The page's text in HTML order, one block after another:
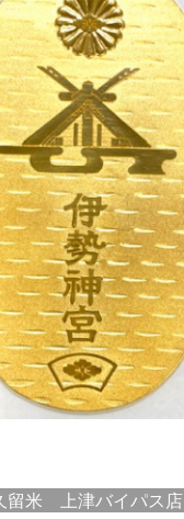
留米 上津バイパス店